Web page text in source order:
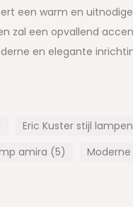
een warm en
zal een opvallend
en elegante
Eric Kuster stijl
amira (5)